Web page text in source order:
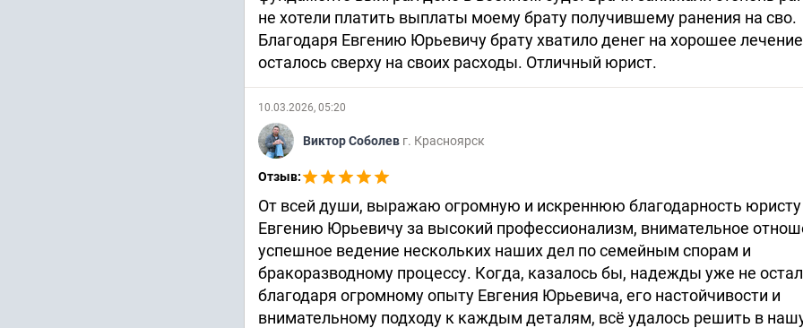
не хотели платить выплаты моему брату получившему ранения на сво.
Благодаря Евгению Юрьевичу брату хватило денег на хорошее
осталось сверху на своих расходы. Отличный юрист.
10.03.2026, 05:20
Виктор Соболев г. Красноярск
Отзыв:
От всей души, выражаю огромную и искреннюю благодарность юристу
Евгению Юрьевичу за высокий профессионализм, внимательное
успешное ведение нескольких наших дел по семейным спорам и
бракоразводному процессу. Когда, казалось бы, надежды уже не
благодаря огромному опыту Евгения Юрьевича, его настойчивости и
внимательному подходу к каждым деталям, всё удалось решить в